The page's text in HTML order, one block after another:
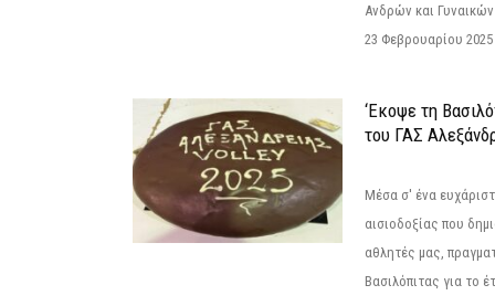
Ανδρών και
23 Φεβρουαρίου
‘Εκοψε τη
του ΓΑΣ
Μέσα σ' ένα
αισιοδοξίας που
αθλητές μας,
Βασιλόπιτας για το